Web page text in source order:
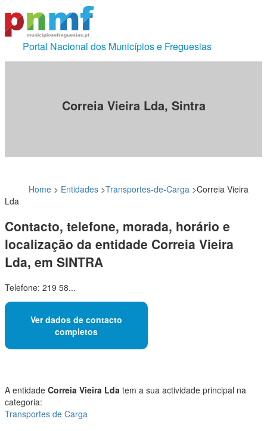
Portal Nacional dos Municípios e Freguesias
Correia Vieira Lda, Sintra
Home > Entidades >Transportes-de-Carga >Correia Vieira
Lda
Contacto, telefone, morada, horário e
localização da entidade Correia Vieira
Lda, em SINTRA
Telefone: 219 58...
Ver dados de contacto
completos
A entidade Correia Vieira Lda tem a sua actividade principal na
categoria:
Transportes de Carga